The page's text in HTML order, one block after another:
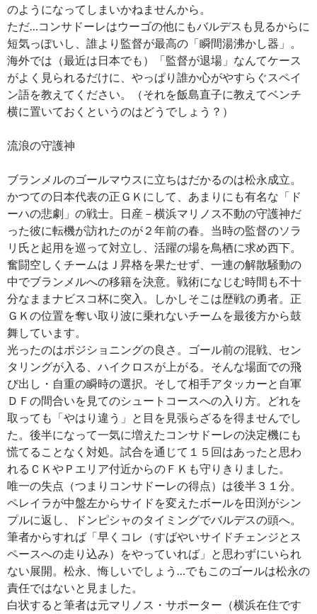
のようになってしまいかねませんから。
ただ…コンサドーレはウーゴの他にもバルデスも見るからに
短気っぽいし、誰より監督が最高の「瞬間湯沸かし器」。
海外では（最近は日本でも）「監督が退場」なんてケース
がよく見られるだけに、やっぱり誰か心がやすらぐスペイ
ン語を教えてください。（それを飯島直子に教えてベンチ
横に置いておくというのはどうでしょう？）
流浪の守護神
ブランメルのゴールマウスに立ちはだかるのは松永成立。
かつての日本代表の正ＧＫにして、あまりにも有名な「ド
ーハの悲劇」の戦士。日産－横浜マリノス不動の守護神だ
った彼に転機が訪れたのが２年前の春。当時の監督のソラ
リ氏と起用を巡って対立し、活躍の場を鳥栖に求め西下。
奮闘空しくチームはＪ昇格を果たせず、一連の解散騒動の
中でブランメルへの移籍を決意。戦術になじむ時間も不十
分なままナビスコ杯に突入。しかしそこは歴戦の勇者。正
ＧＫの位置を奪い取り波に乗れないチームを最後方から鼓
舞しています。
光ったのはポジショニングの良さ。ゴール前の混戦、セン
タリングが入る、ハイクロスが上がる。そんな場面での飛
び出し・自重の瞬時の選択。そして相手アタッカーと自軍
ＤＦの間合いを見てのシュートコースへの入り方。どれを
取っても「やはり違う」と目を見張らざるを得ませんでし
た。後半になって一気に増えたコンサドーレの決定機にも
慌てることなく対処。試合を通じて１５回はあったと思わ
れるＣＫやＰエリア付近からのＦＫも守りきりました。
唯一の失点（つまりコンサドーレの得点）は後半３１分。
ペレイラが中盤左からサイドを変えたボールを田渕がシン
プルに返し、ドンピシャのタイミングでバルデスの頭へ。
筆者からすれば「早くコレ（すばやいサイドチェンジとス
ペースへの走り込み）をやっていれば」と思わずにいられ
ない展開。松永、悔しいでしょう…でもこのゴールは松永の
責任ではないと見ました。
白状すると筆者は元マリノス・サポーター（横浜在住です